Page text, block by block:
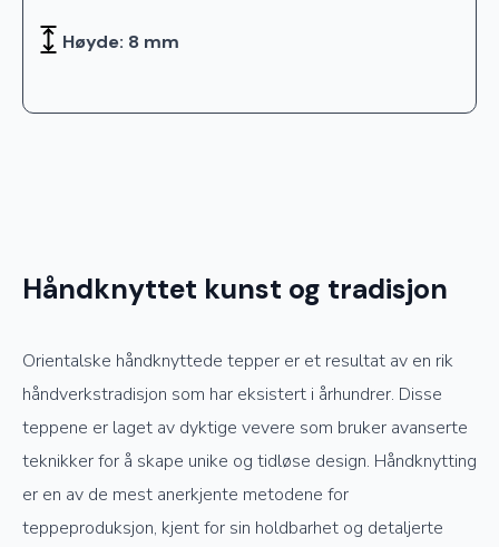
Høyde: 8 mm
Håndknyttet kunst og tradisjon
Orientalske håndknyttede tepper er et resultat av en rik
håndverkstradisjon som har eksistert i århundrer. Disse
teppene er laget av dyktige vevere som bruker avanserte
teknikker for å skape unike og tidløse design. Håndknytting
er en av de mest anerkjente metodene for
teppeproduksjon, kjent for sin holdbarhet og detaljerte